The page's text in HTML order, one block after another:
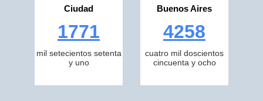
Ciudad
1771
mil setecientos setenta
y uno
Buenos Aires
4258
cuatro mil doscientos
cincuenta y ocho